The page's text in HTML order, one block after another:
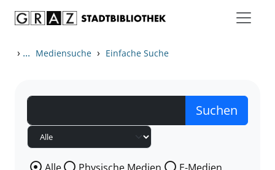
› ... Mediensuche › Einfache Suche
Wählen Sie die Medienart nach der Sie suchen wollen.